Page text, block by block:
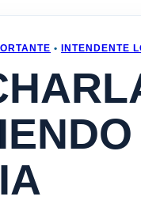
• INTENDENTE